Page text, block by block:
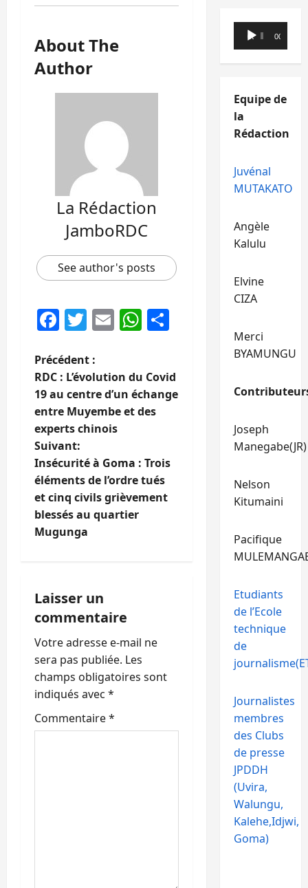
About The
Author
La Rédaction
JamboRDC
See author's posts
Facebook
Twitter
EmailWhatsApp
N
a
v
i
g
a
t
o
n
d
’
a
r
Précédent :
RDC : L’évolution du Covid
19 au centre d’un échange
entre Muyembe et des
experts chinois
Suivant:
Insécurité à Goma : Trois
éléments de l’ordre tués
et cinq civils grièvement
blessés au quartier
Mugunga
Laisser un
commentaire
Votre adresse e-mail ne
sera pas publiée. Les
champs obligatoires sont
indiqués avec *
Commentaire*
Lecteur
audio
00:00 00:00
Equipe de
la
Rédaction
Juvénal
MUTAKATO
Angèle
Kalulu
Elvine
CIZA
Merci
BYAMUNGU
Joseph
Manegabe(JR)
Nelson
Kitumaini
Pacifique
Etudiants
de l’Ecole
technique
de
Journalistes
membres
des Clubs
de presse
JPDDH
(Uvira,
Walungu,
Kalehe,Idjwi,
Goma)